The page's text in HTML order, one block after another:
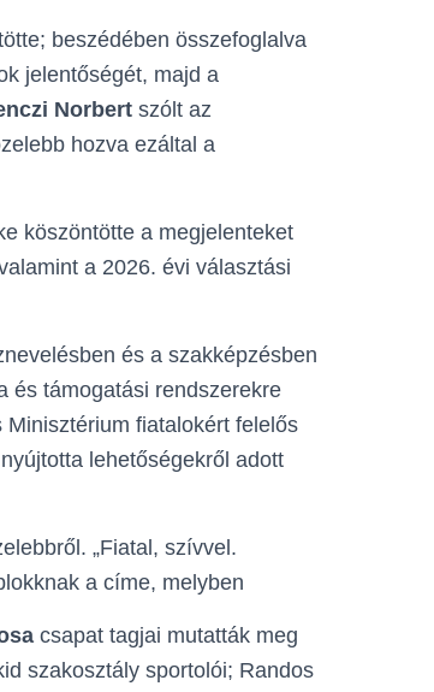
beszédében összefoglalva
jelentőségét, majd a
Norbert szólt az
hozva ezáltal a
köszöntötte a megjelenteket
a 2026. évi választási
és a szakképzésben
és támogatási rendszerekre
fiatalokért felelős
nyújtotta lehetőségekről adott
„Fiatal, szívvel.
a címe, melyben
csapat tagjai mutatták meg
szakosztály sportolói; Randos